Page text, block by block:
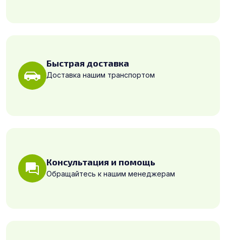
Быстрая доставка
Доставка нашим транспортом
Консультация и помощь
Обращайтесь к нашим менеджерам